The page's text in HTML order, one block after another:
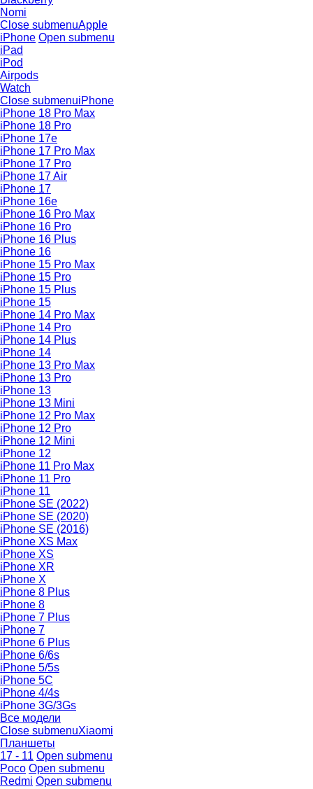
Nomi
Close submenuApple
iPhone Open submenu
iPad
iPod
Airpods
Watch
Close submenuiPhone
iPhone 18 Pro Max
iPhone 18 Pro
iPhone 17e
iPhone 17 Pro Max
iPhone 17 Pro
iPhone 17 Air
iPhone 17
iPhone 16e
iPhone 16 Pro Max
iPhone 16 Pro
iPhone 16 Plus
iPhone 16
iPhone 15 Pro Max
iPhone 15 Pro
iPhone 15 Plus
iPhone 15
iPhone 14 Pro Max
iPhone 14 Pro
iPhone 14 Plus
iPhone 14
iPhone 13 Pro Max
iPhone 13 Pro
iPhone 13
iPhone 13 Mini
iPhone 12 Pro Max
iPhone 12 Pro
iPhone 12 Mini
iPhone 12
iPhone 11 Pro Max
iPhone 11 Pro
iPhone 11
iPhone SE (2022)
iPhone SE (2020)
iPhone SE (2016)
iPhone XS Max
iPhone XS
iPhone XR
iPhone X
iPhone 8 Plus
iPhone 8
iPhone 7 Plus
iPhone 7
iPhone 6 Plus
iPhone 6/6s
iPhone 5/5s
iPhone 5C
iPhone 4/4s
iPhone 3G/3Gs
Все модели
Close submenuXiaomi
Планшеты
17 - 11 Open submenu
Poco Open submenu
Redmi Open submenu